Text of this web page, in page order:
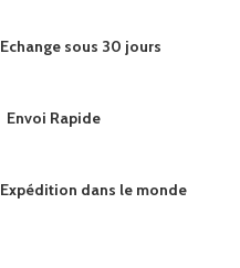
Echange sous 30 jours
Envoi Rapide
Expédition dans le monde